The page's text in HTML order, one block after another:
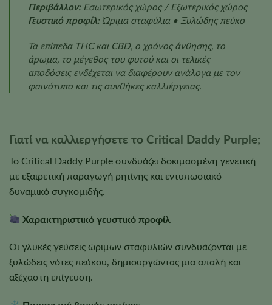
Περιβάλλον:Εσωτερικός χώρος / Εξωτερικός χώρος
Γευστικό προφίλ:Ώριμα σταφύλια • Ξυλώδης πεύκο
Τα επίπεδα THC και CBD, ο χρόνος άνθησης, το
άρωμα, το μέγεθος του φυτού και οι τελικές
αποδόσεις ενδέχεται να διαφέρουν ανάλογα με τον
φαινότυπο και τις συνθήκες καλλιέργειας.
Γιατί να καλλιεργήσετε το Critical Daddy Purple;
Το Critical Daddy Purple συνδυάζει δοκιμασμένη γενετική
με εξαιρετική παραγωγή ρητίνης και εντυπωσιακό
δυναμικό συγκομιδής.
Χαρακτηριστικό γευστικό προφίλ
Οι γλυκές γεύσεις ώριμων σταφυλιών συνδυάζονται με
ξυλώδεις νότες πεύκου, δημιουργώντας μια απαλή και
αξέχαστη επίγευση.